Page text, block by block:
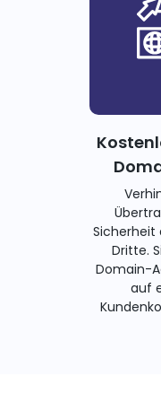
Dritte.
Domain-
auf